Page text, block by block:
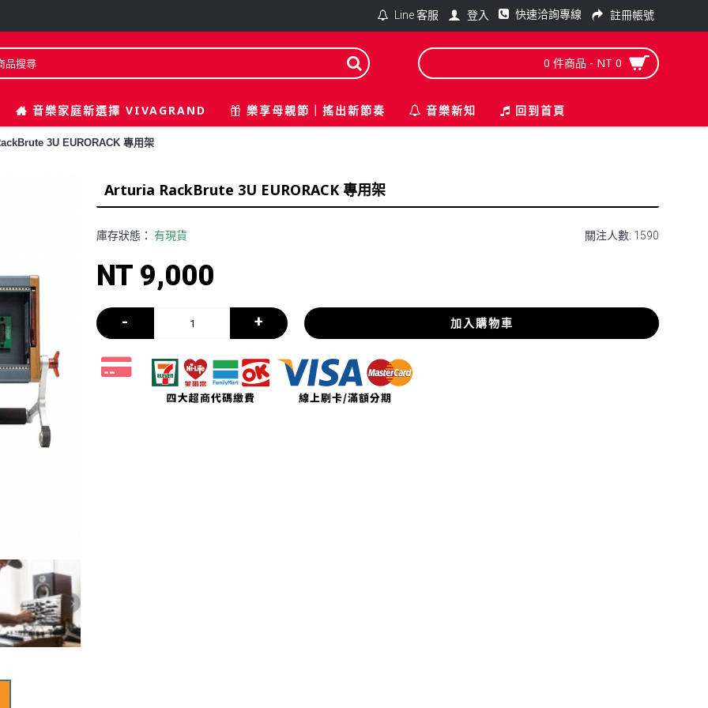
Line 客服 登入 快速洽詢專線 註冊帳號
0 件商品 - NT 0
音樂家庭新選擇 VIVAGRAND 樂享母親節｜搖出新節奏 音樂新知 回到首頁
3U EURORACK 專用架
Arturia RackBrute 3U EURORACK 專用架
關注人數: 1590
庫存狀態： 有現貨
NT 9,000
- + 加入購物車